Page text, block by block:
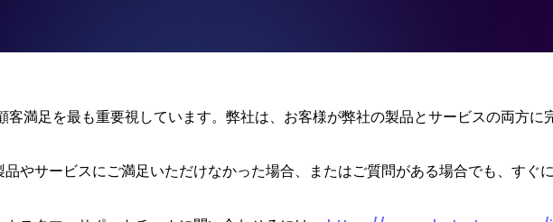
章作成
Vidu Q2 Pro
PixVerse 4.5
ゲーム名前生成ツール・名前メーカーおすすめ
満足を最も重要視しています。弊社は、お客様が弊社の製品とサービスの両方に
やサービスにご満足いただけなかった場合、またはご質問がある場合でも、すぐ